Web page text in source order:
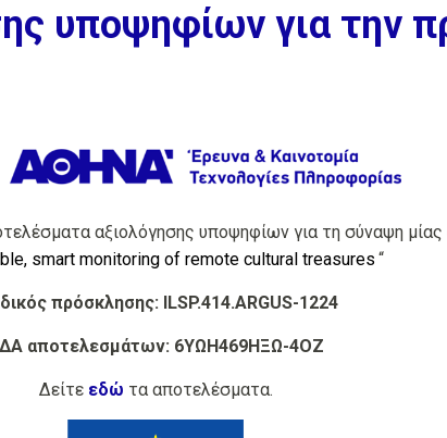
υποψηφίων για την
αξιολόγησης υποψηφίων για τη σύναψη
smart monitoring of remote cultural treasures “
πρόσκλησης: ILSP.414.ARGUS-1224
αποτελεσμάτων: 6ΥΩΗ469ΗΞΩ-4ΟΖ
Δείτε εδώ τα αποτελέσματα.